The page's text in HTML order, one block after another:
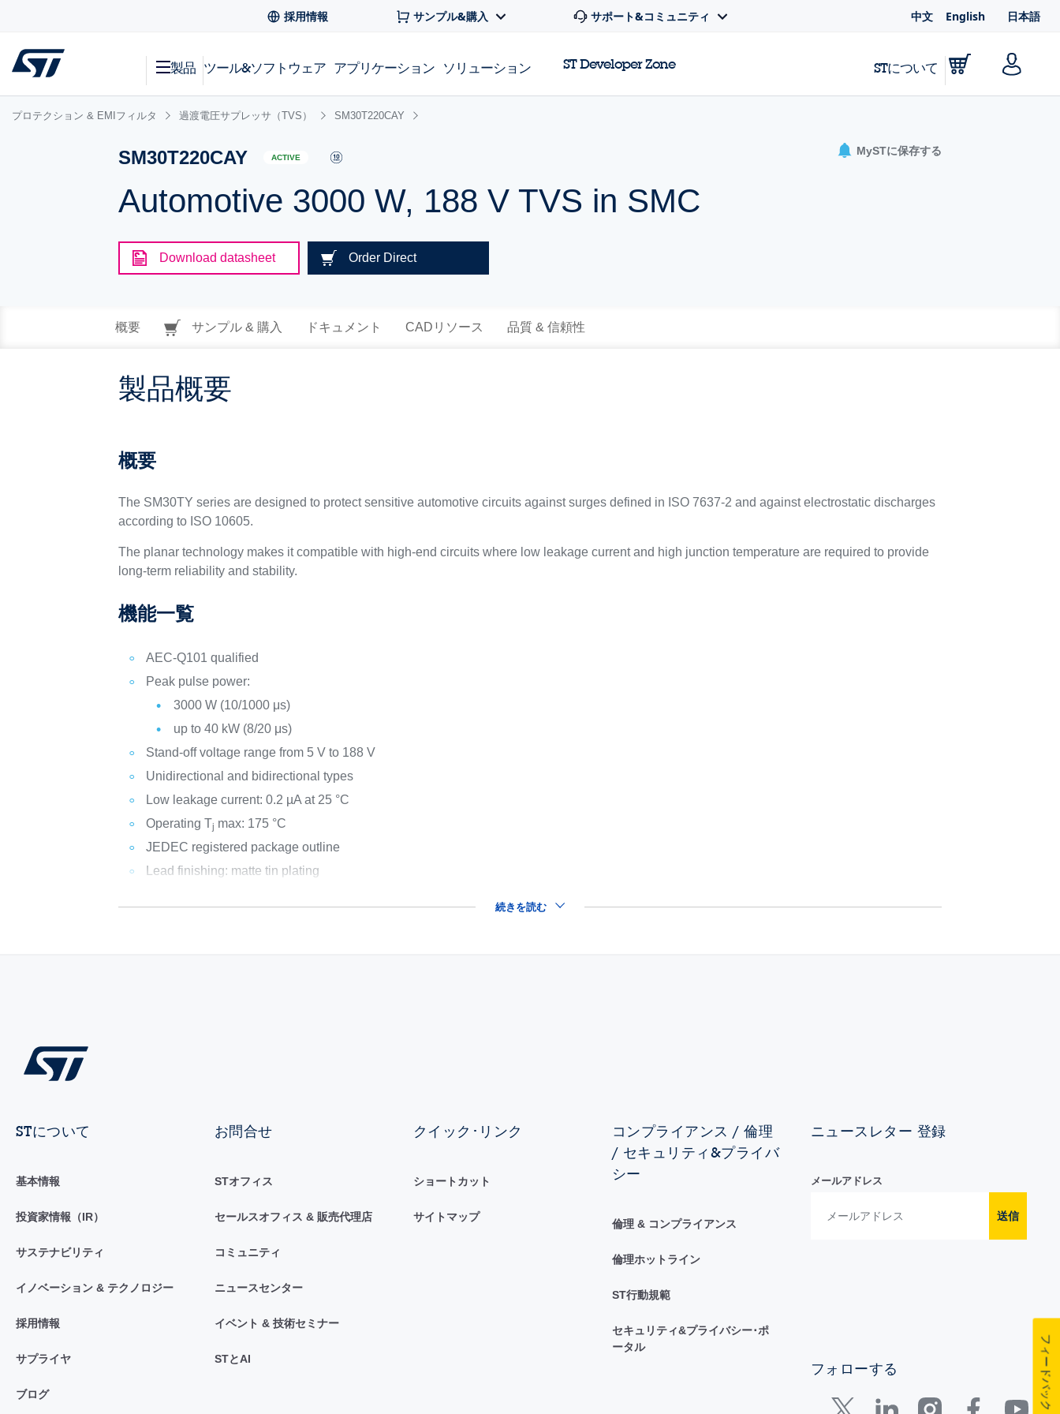
採用情報 サンプル&購入 サポート&コミュニティ 中文 English 日本語
製品 ツール&ソフトウェア アプリケーション ソリューション ST Developer Zone STについて
プロテクション & EMIフィルタ 過渡電圧サプレッサ（TVS） SM30T220CAY
SM30T220CAY ACTIVE
Automotive 3000 W, 188 V TVS in SMC
MySTに保存する
Download datasheet Order Direct
概要 サンプル & 購入 ドキュメント CADリソース 品質 & 信頼性
製品概要
概要
The SM30TY series are designed to protect sensitive automotive circuits against surges defined in ISO 7637-2 and against electrostatic discharges
according to ISO 10605.
The planar technology makes it compatible with high-end circuits where low leakage current and high junction temperature are required to provide
long-term reliability and stability.
機能一覧
AEC-Q101 qualified
Peak pulse power:
3000 W (10/1000 μs)
up to 40 kW (8/20 μs)
Stand-off voltage range from 5 V to 188 V
Unidirectional and bidirectional types
Low leakage current: 0.2 µA at 25 °C
Operating Tj max: 175 °C
JEDEC registered package outline
Lead finishing: matte tin plating
続きを読む
STについて
基本情報
投資家情報（IR）
サステナビリティ
イノベーション & テクノロジー
採用情報
サプライヤ
ブログ
お問合せ
STオフィス
セールスオフィス & 販売代理店
コミュニティ
ニュースセンター
イベント & 技術セミナー
STとAI
クイック･リンク
ショートカット
サイトマップ
コンプライアンス / 倫理
/ セキュリティ&プライバ
シー
倫理 & コンプライアンス
倫理ホットライン
ST行動規範
セキュリティ&プライバシー･ポ
ータル
ニュースレター 登録
メールアドレス
送信
フォローする フィードバック